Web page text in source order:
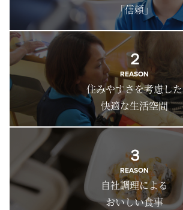
「信頼」
２
REASON
住みやすさを考慮した
快適な生活空間
３
REASON
自社調理による
おいしい食事